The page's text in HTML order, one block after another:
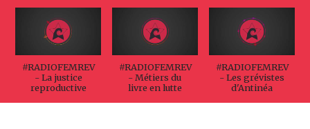
#RADIOFEMREV
- La justice
reproductive
#RADIOFEMREV
- Métiers du
livre en lutte
#RADIOFEMREV
- Les grévistes
d'Antinéa